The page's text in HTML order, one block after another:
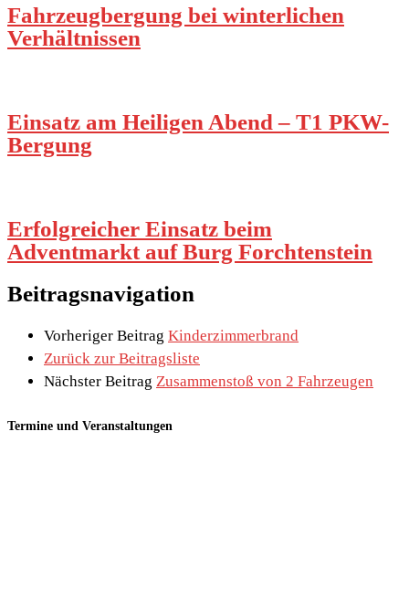
Fahrzeugbergung bei winterlichen
Verhältnissen
Einsatz am Heiligen Abend – T1 PKW-
Bergung
Erfolgreicher Einsatz beim
Adventmarkt auf Burg Forchtenstein
Beitragsnavigation
Vorheriger Beitrag Kinderzimmerbrand
Zurück zur Beitragsliste
Nächster Beitrag Zusammenstoß von 2 Fahrzeugen
Termine und Veranstaltungen